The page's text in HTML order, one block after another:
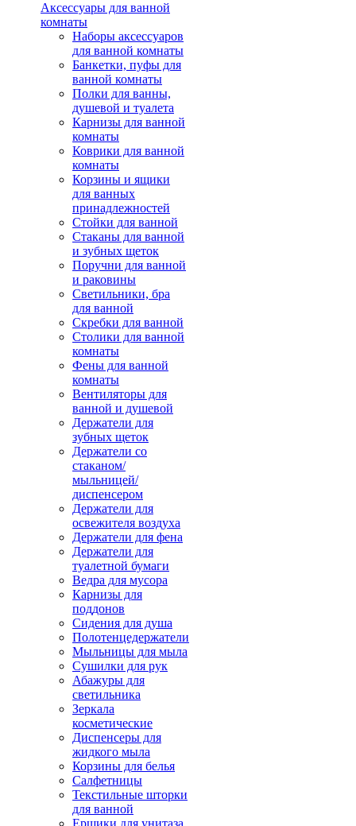
Аксессуары для ванной
комнаты
Наборы аксессуаров
для ванной комнаты
Банкетки, пуфы для
ванной комнаты
Полки для ванны,
душевой и туалета
Карнизы для ванной
комнаты
Коврики для ванной
комнаты
Корзины и ящики
для ванных
принадлежностей
Стойки для ванной
Стаканы для ванной
и зубных щеток
Поручни для ванной
и раковины
Светильники, бра
для ванной
Скребки для ванной
Столики для ванной
комнаты
Фены для ванной
комнаты
Вентиляторы для
ванной и душевой
Держатели для
зубных щеток
Держатели со
стаканом/
мыльницей/
диспенсером
Держатели для
освежителя воздуха
Держатели для фена
Держатели для
туалетной бумаги
Ведра для мусора
Карнизы для
поддонов
Сидения для душа
Полотенцедержатели
Мыльницы для мыла
Сушилки для рук
Абажуры для
светильника
Зеркала
косметические
Диспенсеры для
жидкого мыла
Корзины для белья
Салфетницы
Текстильные шторки
для ванной
Ершики для унитаза